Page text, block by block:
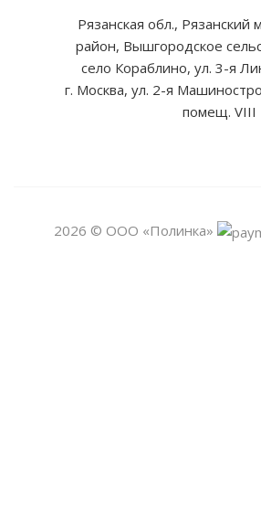
Рязанская обл., Рязанский
район, Вышгородское
село Кораблино, ул. 3-я
г. Москва, ул. 2-я
помещ. VIII
2026 © ООО «Полинка»